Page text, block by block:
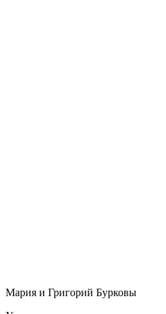
Мария и Григорий Бурковы